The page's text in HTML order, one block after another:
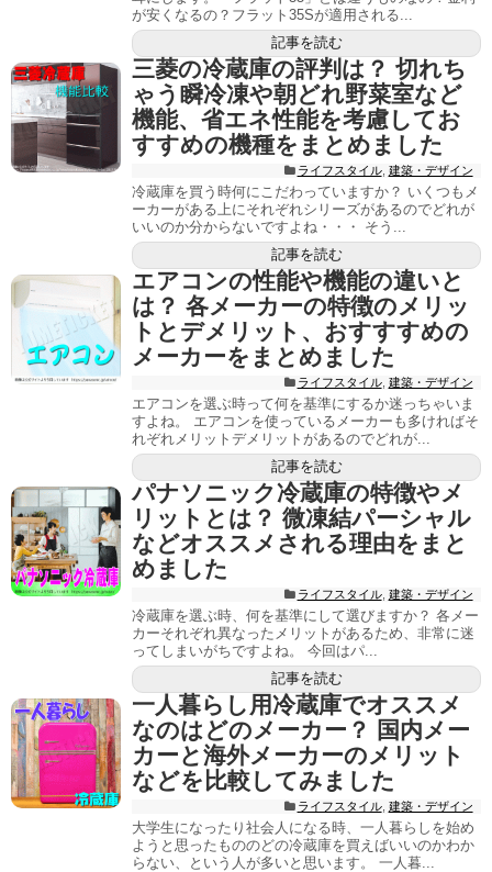
が安くなるの？フラット35Sが適用される...
記事を読む
三菱の冷蔵庫の評判は？ 切れち
ゃう瞬冷凍や朝どれ野菜室など
機能、省エネ性能を考慮してお
すすめの機種をまとめました
ライフスタイル, 建築・デザイン
冷蔵庫を買う時何にこだわっていますか？ いくつもメ
ーカーがある上にそれぞれシリーズがあるのでどれが
いいのか分からないですよね・・・ そう...
記事を読む
エアコンの性能や機能の違いと
は？ 各メーカーの特徴のメリッ
トとデメリット、おすすすめの
メーカーをまとめました
ライフスタイル, 建築・デザイン
エアコンを選ぶ時って何を基準にするか迷っちゃいま
すよね。 エアコンを使っているメーカーも多ければそ
れぞれメリットデメリットがあるのでどれが...
記事を読む
パナソニック冷蔵庫の特徴やメ
リットとは？ 微凍結パーシャル
などオススメされる理由をまと
めました
ライフスタイル, 建築・デザイン
冷蔵庫を選ぶ時、何を基準にして選びますか？ 各メー
カーそれぞれ異なったメリットがあるため、非常に迷
ってしまいがちですよね。 今回はパ...
記事を読む
一人暮らし用冷蔵庫でオススメ
なのはどのメーカー？ 国内メー
カーと海外メーカーのメリット
などを比較してみました
ライフスタイル, 建築・デザイン
大学生になったり社会人になる時、一人暮らしを始め
ようと思ったもののどの冷蔵庫を買えばいいのかわか
らない、という人が多いと思います。 一人暮...